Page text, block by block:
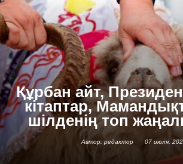
Құрбан айт,
кітаптар,
шілденің топ
Автор: редактор 07 июля,